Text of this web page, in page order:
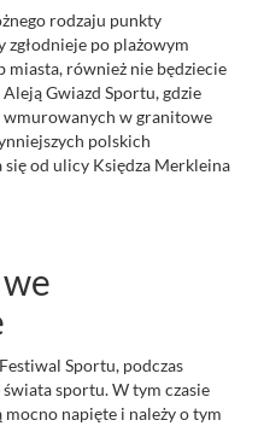
rodzaju punkty
zgłodnieje po plażowym
miasta, również nie będziecie
Gwiazd Sportu, gdzie
wmurowanych w granitowe
polskich
od ulicy Księdza Merkleina
Sportu, podczas
sportu. W tym czasie
napięte i należy o tym